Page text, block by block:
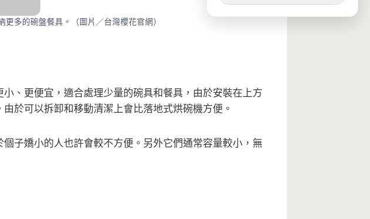
多的碗盤餐具。（圖片／台灣櫻花官網）
、更便宜，適合處理少量的碗具和餐具，由於安裝在上方
於可以拆卸和移動清潔上會比落地式烘碗機方便。
子嬌小的人也許會較不方便。另外它們通常容量較小，無